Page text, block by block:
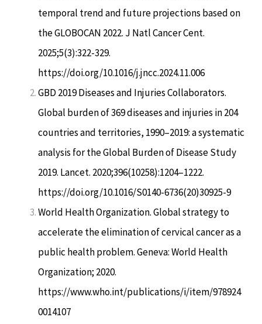
temporal trend and future projections based on
the GLOBOCAN 2022. J Natl Cancer Cent.
2025;5(3):322-329.
https://doi.org/10.1016/j.jncc.2024.11.006
GBD 2019 Diseases and Injuries Collaborators.
Global burden of 369 diseases and injuries in 204
countries and territories, 1990–2019: a systematic
analysis for the Global Burden of Disease Study
2019. Lancet. 2020;396(10258):1204–1222.
https://doi.org/10.1016/S0140-6736(20)30925-9
World Health Organization. Global strategy to
accelerate the elimination of cervical cancer as a
public health problem. Geneva: World Health
Organization; 2020.
https://www.who.int/publications/i/item/978924
0014107